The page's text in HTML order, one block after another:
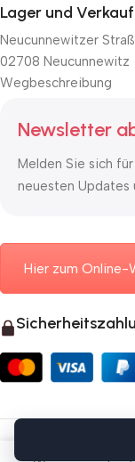
Lager und
Neucunnewitzer
02708 Neucunnewitz
Wegbeschreibung
Newsletter
Melden Sie sich
neuesten Updates
Hier zum Online-
©